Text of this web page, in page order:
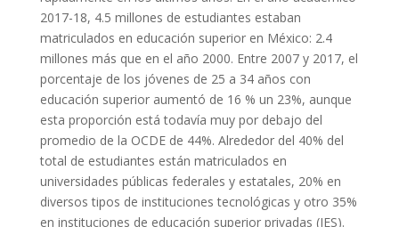
2017-18, 4.5 millones de estudiantes estaban
matriculados en educación superior en México: 2.4
millones más que en el año 2000. Entre 2007 y 2017, el
porcentaje de los jóvenes de 25 a 34 años con
educación superior aumentó de 16 % un 23%, aunque
esta proporción está todavía muy por debajo del
promedio de la OCDE de 44%. Alrededor del 40% del
total de estudiantes están matriculados en
universidades públicas federales y estatales, 20% en
diversos tipos de instituciones tecnológicas y otro 35%
en instituciones de educación superior privadas (IES).